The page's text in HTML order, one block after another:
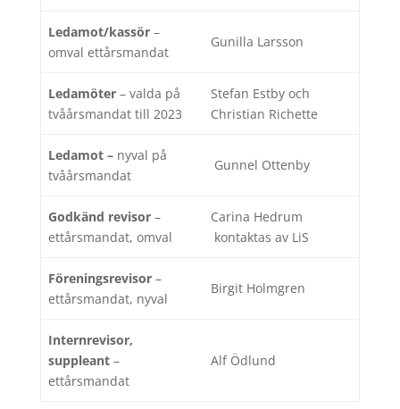
Ledamot/kassör –
omval ettårsmandat
Gunilla Larsson
Ledamöter – valda på
tvåårsmandat till 2023
Stefan Estby och
Christian Richette
Ledamot – nyval på
tvåårsmandat
Gunnel Ottenby
Godkänd revisor –
ettårsmandat, omval
Carina Hedrum
kontaktas av LiS
Föreningsrevisor –
ettårsmandat, nyval
Birgit Holmgren
Internrevisor,
suppleant –
ettårsmandat
Alf Ödlund